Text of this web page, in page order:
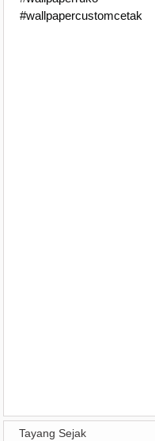
#wallpapercustomcetak
Tayang Sejak